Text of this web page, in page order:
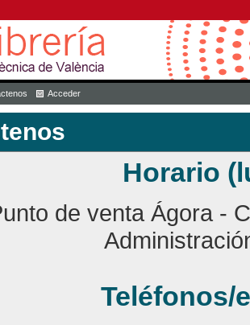
Acceder
Horario
de venta Ágora -
Teléfonos/